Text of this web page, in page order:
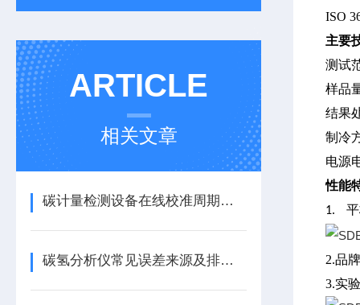
ARTICLE
相关文章
碳计量检测设备在线校准周期与性能核查方法
碳氢分析仪常见误差来源及排除方法
ISO
主要
测试
样品
结果
制冷
电源
性能
1.
2.品
3.实